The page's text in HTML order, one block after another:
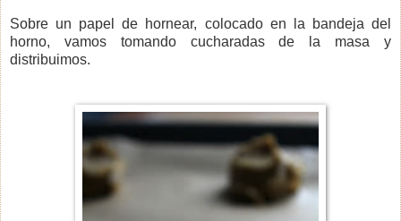
Sobre un papel de hornear, colocado en la bandeja del
horno, vamos tomando cucharadas de la masa y
distribuimos.